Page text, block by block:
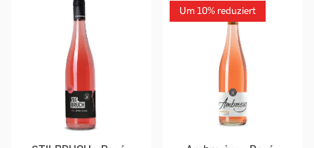
Um 10% reduziert